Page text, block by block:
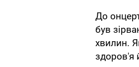
До
був
хвилин.
здоров'я